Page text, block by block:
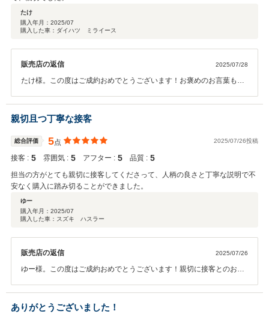
たけ
購入年月： 2025/07
購入した車：ダイハツ ミライース
販売店の返信 2025/07/28
たけ様。この度はご成約おめでとうございます！お褒めのお言葉も頂
数の中から少しでもご希望に添えるようにご提案をさせて頂きまし
た。アフターサービスに関しても、道路向かいの本社工場にて車検や
オイル交換などを行っておりますので末永いお付き合いをぜひよろし
くお願いいたします！
親切且つ丁寧な接客
総合評価 5点 2025/07/26投稿
接客 : 5 雰囲気 : 5 アフター : 5 品質 : 5
担当の方がとても親切に接客してくださって、人柄の良さと丁寧な説明で不
安なく購入に踏み切ることができました。
ゆー
購入年月： 2025/07
購入した車：スズキ ハスラー
販売店の返信 2025/07/26
ゆー様。この度はご成約おめでとうございます！親切に接客とのお褒
を入れております。引き続きご満足頂けるように努めて参りますので
引き続きよろしくお願いいたします。
ありがとうございました！